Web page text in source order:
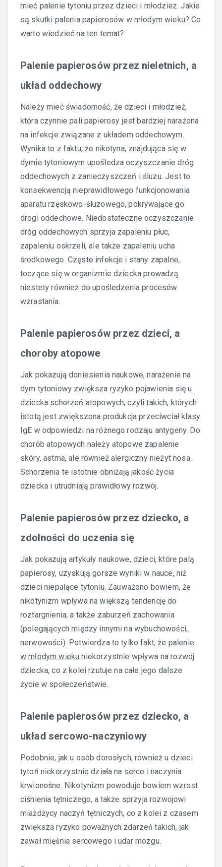
mieć palenie tytoniu przez dzieci i młodzież. Jakie
są skutki palenia papierosów w młodym wieku? Co
warto wiedzieć na ten temat?
Palenie papierosów przez nieletnich, a
układ oddechowy
Należy mieć świadomość, że dzieci i młodzież,
która czynnie pali papierosy jest bardziej narażona
na infekcje związane z układem oddechowym.
Wynika to z faktu, że nikotyna, znajdująca się w
dymie tytoniowym upośledza oczyszczanie dróg
oddechowych z zanieczyszczeń i śluzu. Jest to
konsekwencją nieprawidłowego funkcjonowania
aparatu rzęskowo-śluzowego, pokrywające go
drogi oddechowe. Niedostateczne oczyszczanie
dróg oddechowych sprzyja zapaleniu płuc,
zapaleniu oskrzeli, ale także zapaleniu ucha
środkowego. Częste infekcje i stany zapalne,
toczące się w organizmie dziecka prowadzą
niestety również do upośledzenia procesów
wzrastania.
Palenie papierosów przez dzieci, a
choroby atopowe
Jak pokazują doniesienia naukowe, narażenie na
dym tytoniowy zwiększa ryzyko pojawienia się u
dziecka schorzeń atopowych, czyli takich, których
istotą jest zwiększona produkcja przeciwciał klasy
IgE w odpowiedzi na różnego rodzaju antygeny. Do
chorób atopowych należy atopowe zapalenie
skóry, astma, ale również alergiczny nieżyt nosa.
Schorzenia te istotnie obniżają jakość życia
dziecka i utrudniają prawidłowy rozwój.
Palenie papierosów przez dziecko, a
zdolności do uczenia się
Jak pokazują artykuły naukowe, dzieci, które palą
papierosy, uzyskują gorsze wyniki w nauce, niż
dzieci niepalące tytoniu. Zauważono bowiem, że
nikotynizm wpływa na większą tendencję do
roztargnienia, a także zaburzeń zachowania
(polegających między innymi na wybuchowości,
nerwowości). Potwierdza to tylko fakt, że palenie
w młodym wieku niekorzystnie wpływa na rozwój
dziecka, co z kolei rzutuje na całe jego dalsze
życie w społeczeństwie.
Palenie papierosów przez dziecko, a
układ sercowo-naczyniowy
Podobnie, jak u osób dorosłych, również u dzieci
tytoń niekorzystnie działa na serce i naczynia
krwionośne. Nikotynizm powoduje bowiem wzrost
ciśnienia tętniczego, a także sprzyja rozwojowi
miażdżycy naczyń tętniczych, co z kolei z czasem
zwiększa ryzyko poważnych zdarzeń takich, jak
zawał mięśnia sercowego i udar mózgu.